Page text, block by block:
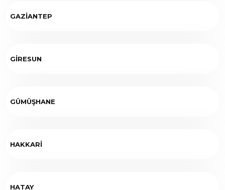
GAZİANTEP
GİRESUN
GÜMÜŞHANE
HAKKARİ
HATAY